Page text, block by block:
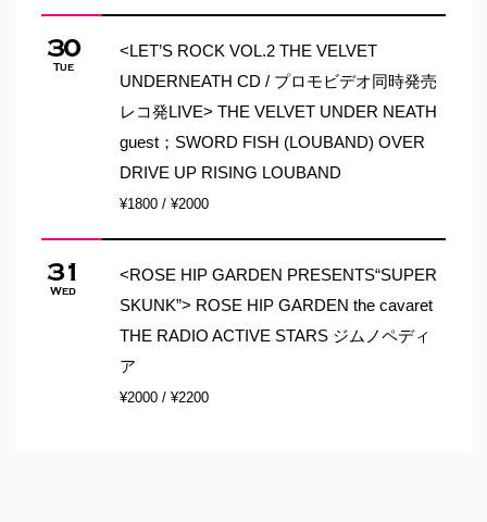
30
Tue
<LET’S ROCK VOL.2 THE VELVET
UNDERNEATH CD / プロモビデオ同時発売
レコ発LIVE> THE VELVET UNDER NEATH
guest；SWORD FISH (LOUBAND) OVER
DRIVE UP RISING LOUBAND
¥1800 / ¥2000
31
Wed
<ROSE HIP GARDEN PRESENTS“SUPER
SKUNK”> ROSE HIP GARDEN the cavaret
THE RADIO ACTIVE STARS ジムノペディ
ア
¥2000 / ¥2200